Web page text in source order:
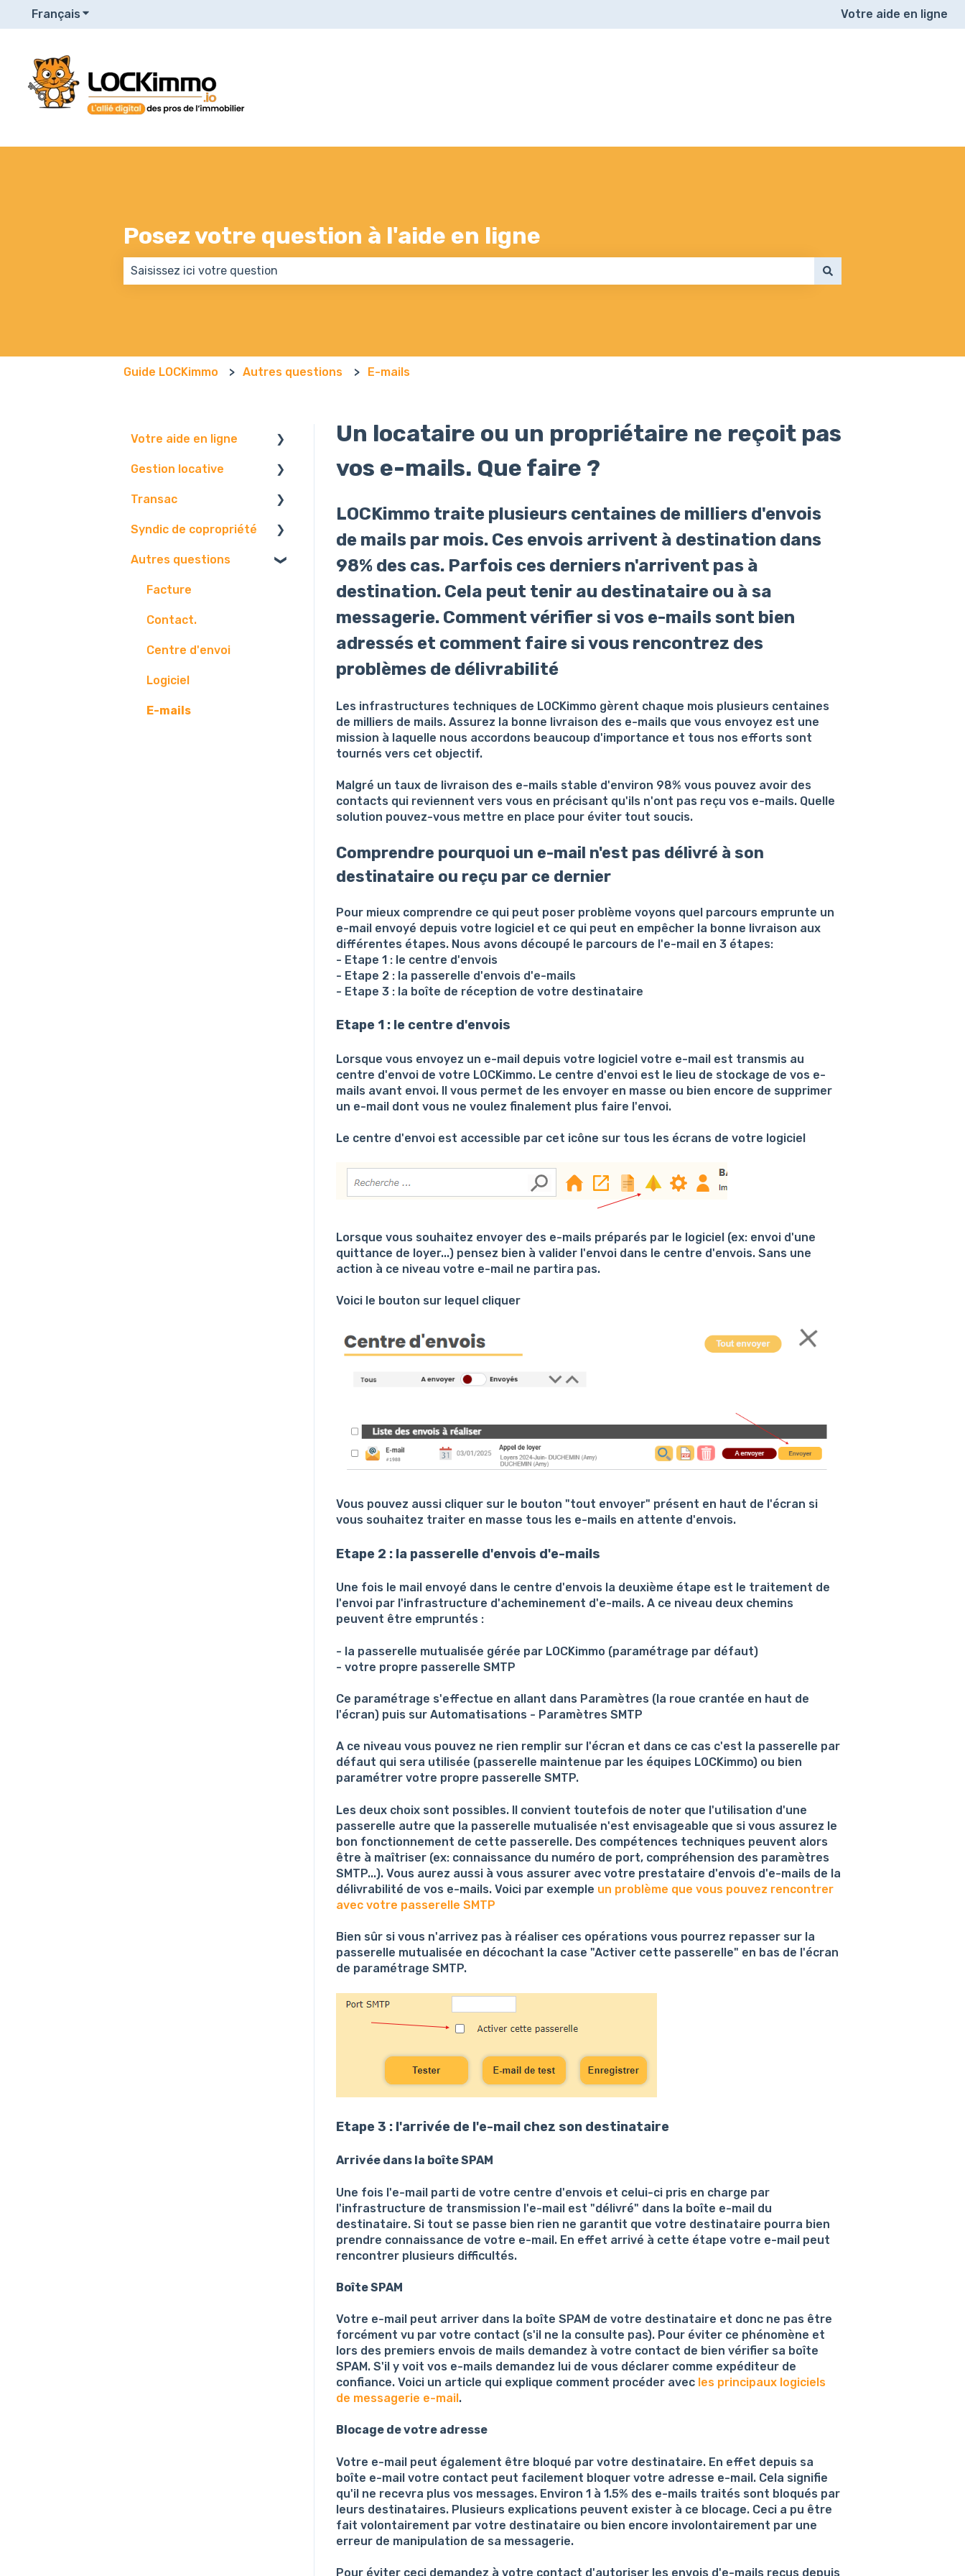
Français Afficher le sous-menu pour les traductions Votre aide en ligne
Posez votre question à l'aide en ligne
Guide LOCKimmo Autres questions E-mails
Un locataire ou un propriétaire ne reçoit pas
vos e-mails. Que faire ?
LOCKimmo traite plusieurs centaines de milliers d'envois
de mails par mois. Ces envois arrivent à destination dans
98% des cas. Parfois ces derniers n'arrivent pas à
destination. Cela peut tenir au destinataire ou à sa
messagerie. Comment vérifier si vos e-mails sont bien
adressés et comment faire si vous rencontrez des
problèmes de délivrabilité
Les infrastructures techniques de LOCKimmo gèrent chaque mois plusieurs centaines
de milliers de mails. Assurez la bonne livraison des e-mails que vous envoyez est une
mission à laquelle nous accordons beaucoup d'importance et tous nos efforts sont
tournés vers cet objectif.
Malgré un taux de livraison des e-mails stable d'environ 98% vous pouvez avoir des
contacts qui reviennent vers vous en précisant qu'ils n'ont pas reçu vos e-mails. Quelle
solution pouvez-vous mettre en place pour éviter tout soucis.
Comprendre pourquoi un e-mail n'est pas délivré à son
destinataire ou reçu par ce dernier
Pour mieux comprendre ce qui peut poser problème voyons quel parcours emprunte un
e-mail envoyé depuis votre logiciel et ce qui peut en empêcher la bonne livraison aux
différentes étapes. Nous avons découpé le parcours de l'e-mail en 3 étapes:
- Etape 1 : le centre d'envois
- Etape 2 : la passerelle d'envois d'e-mails
- Etape 3 : la boîte de réception de votre destinataire
Etape 1 : le centre d'envois
Lorsque vous envoyez un e-mail depuis votre logiciel votre e-mail est transmis au
centre d'envoi de votre LOCKimmo. Le centre d'envoi est le lieu de stockage de vos e-
mails avant envoi. Il vous permet de les envoyer en masse ou bien encore de supprimer
un e-mail dont vous ne voulez finalement plus faire l'envoi.
Le centre d'envoi est accessible par cet icône sur tous les écrans de votre logiciel
Lorsque vous souhaitez envoyer des e-mails préparés par le logiciel (ex: envoi d'une
quittance de loyer...) pensez bien à valider l'envoi dans le centre d'envois. Sans une
action à ce niveau votre e-mail ne partira pas.
Voici le bouton sur lequel cliquer
Vous pouvez aussi cliquer sur le bouton "tout envoyer" présent en haut de l'écran si
vous souhaitez traiter en masse tous les e-mails en attente d'envois.
Etape 2 : la passerelle d'envois d'e-mails
Une fois le mail envoyé dans le centre d'envois la deuxième étape est le traitement de
l'envoi par l'infrastructure d'acheminement d'e-mails. A ce niveau deux chemins
peuvent être empruntés :
- la passerelle mutualisée gérée par LOCKimmo (paramétrage par défaut)
- votre propre passerelle SMTP
Ce paramétrage s'effectue en allant dans Paramètres (la roue crantée en haut de
l'écran) puis sur Automatisations - Paramètres SMTP
A ce niveau vous pouvez ne rien remplir sur l'écran et dans ce cas c'est la passerelle par
défaut qui sera utilisée (passerelle maintenue par les équipes LOCKimmo) ou bien
paramétrer votre propre passerelle SMTP.
Les deux choix sont possibles. Il convient toutefois de noter que l'utilisation d'une
passerelle autre que la passerelle mutualisée n'est envisageable que si vous assurez le
bon fonctionnement de cette passerelle. Des compétences techniques peuvent alors
être à maîtriser (ex: connaissance du numéro de port, compréhension des paramètres
SMTP...). Vous aurez aussi à vous assurer avec votre prestataire d'envois d'e-mails de la
délivrabilité de vos e-mails. Voici par exemple un problème que vous pouvez rencontrer
avec votre passerelle SMTP
Bien sûr si vous n'arrivez pas à réaliser ces opérations vous pourrez repasser sur la
passerelle mutualisée en décochant la case "Activer cette passerelle" en bas de l'écran
de paramétrage SMTP.
Etape 3 : l'arrivée de l'e-mail chez son destinataire
Arrivée dans la boîte SPAM
Une fois l'e-mail parti de votre centre d'envois et celui-ci pris en charge par
l'infrastructure de transmission l'e-mail est "délivré" dans la boîte e-mail du
destinataire. Si tout se passe bien rien ne garantit que votre destinataire pourra bien
prendre connaissance de votre e-mail. En effet arrivé à cette étape votre e-mail peut
rencontrer plusieurs difficultés.
Boîte SPAM
Votre e-mail peut arriver dans la boîte SPAM de votre destinataire et donc ne pas être
forcément vu par votre contact (s'il ne la consulte pas). Pour éviter ce phénomène et
lors des premiers envois de mails demandez à votre contact de bien vérifier sa boîte
SPAM. S'il y voit vos e-mails demandez lui de vous déclarer comme expéditeur de
confiance. Voici un article qui explique comment procéder avec les principaux logiciels
de messagerie e-mail.
Blocage de votre adresse
Votre e-mail peut également être bloqué par votre destinataire. En effet depuis sa
boîte e-mail votre contact peut facilement bloquer votre adresse e-mail. Cela signifie
qu'il ne recevra plus vos messages. Environ 1 à 1.5% des e-mails traités sont bloqués par
leurs destinataires. Plusieurs explications peuvent exister à ce blocage. Ceci a pu être
fait volontairement par votre destinataire ou bien encore involontairement par une
erreur de manipulation de sa messagerie.
Pour éviter ceci demandez à votre contact d'autoriser les envois d'e-mails reçus depuis
Votre aide en ligne
Navigateur
Boite mail
Gestion locative
Vos données.
Paramétrage.
Tableau de bord.
Edition.
Communication
Gestion
Location courte durée
Mise en location
Transac
Paramétrage
Vos contact
Vos biens
Diffusion
Problématique
Syndic de copropriété
Vos données
Paramétrages.
Gestion.
Edition
AG
Autres questions
Facture
Contact.
Centre d'envoi
Logiciel
E-mails